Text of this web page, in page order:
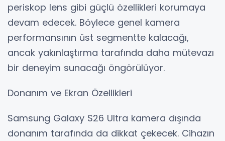
periskop lens gibi güçlü özellikleri korumaya
devam edecek. Böylece genel kamera
performansının üst segmentte kalacağı,
ancak yakınlaştırma tarafında daha mütevazı
bir deneyim sunacağı öngörülüyor.
Donanım ve Ekran Özellikleri
Samsung Galaxy S26 Ultra kamera dışında
donanım tarafında da dikkat çekecek. Cihazın